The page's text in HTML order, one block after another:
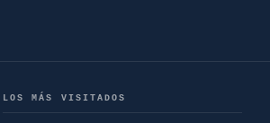
LOS MÁS VISITADOS